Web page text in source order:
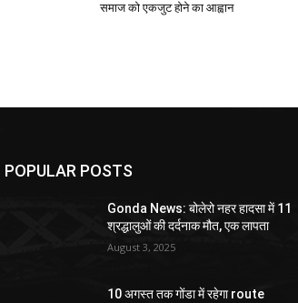
समाज को एकजुट होने का आह्वान
POPULAR POSTS
Gonda News: बोलेरो नहर हादसा में 11
श्रद्धालुओं की दर्दनाक मौत, एक लापता
August 3, 2025
10 अगस्त तक गोंडा में रहेगा route